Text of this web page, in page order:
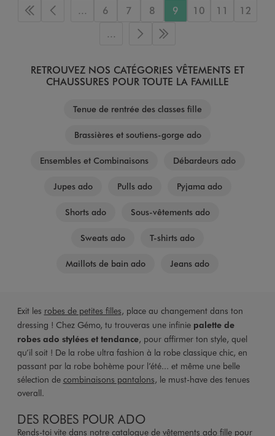
Première page
Page précédente
... 6 7 8 9 10 11
12
...
Page suivante
Dernière page
RETROUVEZ NOS CATÉGORIES VÊTEMENTS ET
CHAUSSURES POUR TOUTE LA FAMILLE
Tenue de rentrée des classes fille
Brassières et soutiens-gorge ado
Ensembles et Combinaisons Débardeurs ado
Jupes ado Pulls ado Pyjama ado
Shorts ado Sous-vêtements ado
Sweats ado T-shirts ado
Maillots de bain ado Jeans ado
Exit les robes de petites filles, place au changement dans ton
dressing ! Chez Gémo, tu trouveras une infinie palette de
robes ado stylées et tendance, pour affirmer ton style, quel
qu’il soit ! De la robe ultra fashion à la robe classique chic, en
passant par la robe bohème pour l’été... et même une belle
sélection de combinaisons pantalons, le must-have des tenues
overall.
DES ROBES POUR ADO
Rends-toi vite dans notre catalogue de vêtements ado fillepour